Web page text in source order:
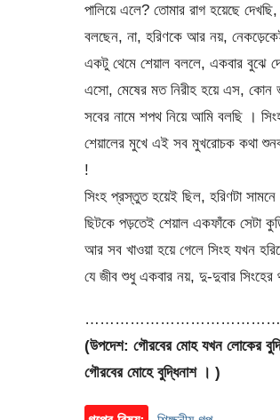
পালিয়ে এলে? তোমার রাগ হয়েছে
বলছেন, না, হরিণকে আর নয়,
একটু থেমে শেয়াল বললে, একবার বুঝে
এসো, মেষের মত নিরীহ হয়ে এস,
সবের নামে শপথ নিয়ে আমি বলছি ।
শেয়ালের মুখে এই সব মুখরোচক কথা
!
সিংহ প্রস্তুত হয়েই ছিল, হরিণটা
ছিটকে পড়তেই শেয়াল একফাঁকে সেটা
আর সব খাওয়া হয়ে গেলে সিংহ যখন
যে জীব শুধু একবার নয়, দু-দুবার
(উপদেশ: গৌরবের মোহ যখন লোকের
গৌরবের মোহে বুদ্ধিনাশ । )